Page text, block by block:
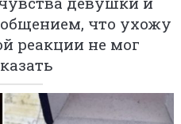
что ухожу
реакции не мог